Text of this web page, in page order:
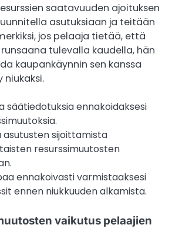
saatavuuden ajoituksen
asutuksiaan ja teitään
jos pelaaja tietää, että
tulevalla kaudella, hän
kaupankäynnin sen kanssa
niukaksi.
säätiedotuksia ennakoidaksesi
asutusten sijoittamista
resurssimuutosten
ennakoivasti varmistaaksesi
ennen niukkuuden alkamista.
vaikutus pelaajien